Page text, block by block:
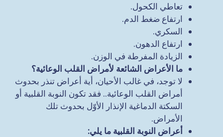
تعاطي الكحول.
ارتفاع ضغط الدم.
السكري.
ارتفاع الدهون.
الزيادة المفرطة في الوزن.
ما الأعراض الشائعة لأمراض القلب الوعائية؟
لا توجد، في غالب الأحيان، أية أعراض تنذر بحدوث
أمراض القلب الوعائية.. فقد تكون النوبة القلبية أو
السكتة الدماغية الإنذار الأوّل بحدوث تلك
الأمراض.
أعراض النوبة القلبية ما يلي: